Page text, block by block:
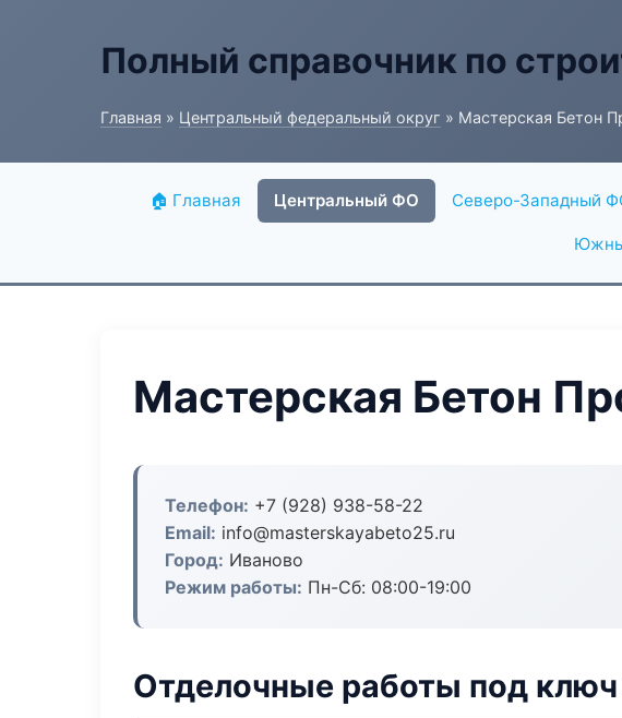
Полный справочник по
Главная » Центральный федеральный округ » Мастерская Бетон
🏠 Главная Центральный ФО Северо-Западный
Мастерская Бетон
Телефон: +7 (928) 938-58-22
Email: info@masterskayabeto25.ru
Город: Иваново
Режим работы: Пн-Сб: 08:00-19:00
Отделочные работы под